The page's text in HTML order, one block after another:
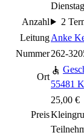
Anzahl
2
LeitungAnke
Nummer262-
Ort
55481
Preis
25,00 €